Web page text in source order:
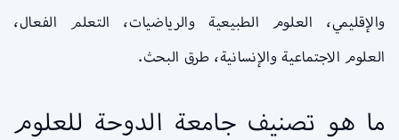
والإقليمي، العلوم الطبيعية والرياضيات، التعلم الفعال،
العلوم الاجتماعية والإنسانية، طرق البحث.
ما هو تصنيف جامعة الدوحة للعلوم